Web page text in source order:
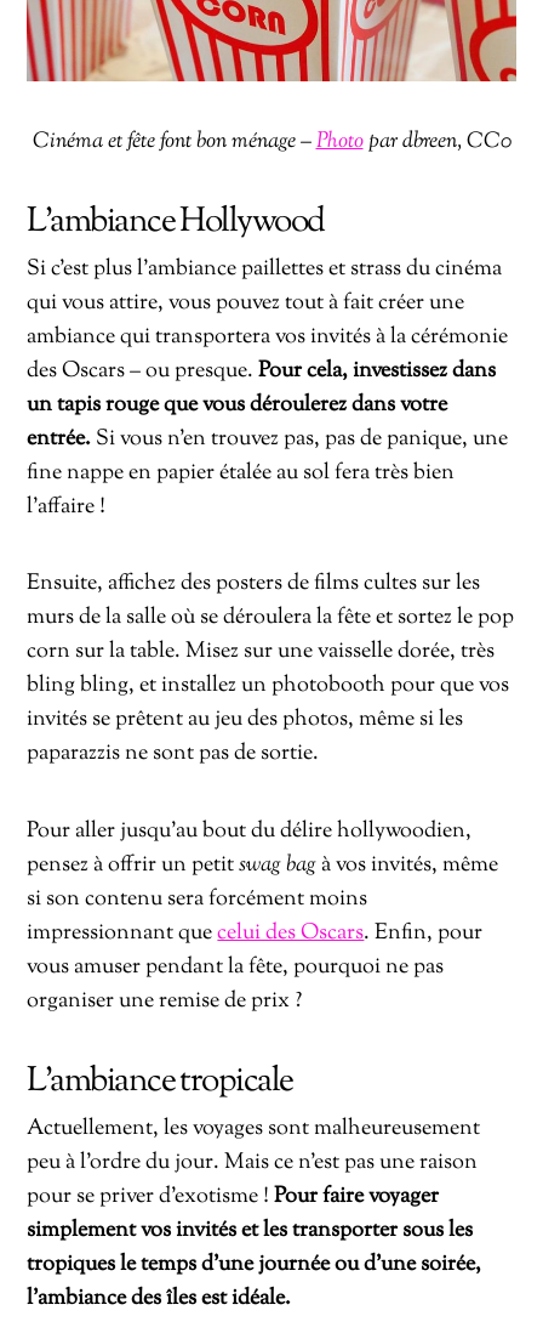
Cinéma et fête font bon ménage –Photopar dbreen, CC0
L’ambiance Hollywood
Si c’est plus l’ambiance paillettes et strass du cinéma
qui vous attire, vous pouvez tout à fait créer une
ambiance qui transportera vos invités à la cérémonie
des Oscars – ou presque.Pour cela, investissez dans
un tapis rouge que vous déroulerez dans votre
entrée. Si vous n’en trouvez pas, pas de panique, une
fine nappe en papier étalée au sol fera très bien
l’affaire !
Ensuite, affichez des posters de films cultes sur les
murs de la salle où se déroulera la fête et sortez le pop
corn sur la table. Misez sur une vaisselle dorée, très
bling bling, et installez un photobooth pour que vos
invités se prêtent au jeu des photos, même si les
paparazzis ne sont pas de sortie.
Pour aller jusqu’au bout du délire hollywoodien,
pensez à offrir un petitswag bagà vos invités, même
si son contenu sera forcément moins
impressionnant quecelui des Oscars. Enfin, pour
vous amuser pendant la fête, pourquoi ne pas
organiser une remise de prix ?
L’ambiance tropicale
Actuellement, les voyages sont malheureusement
peu à l’ordre du jour. Mais ce n’est pas une raison
pour se priver d’exotisme !Pour faire voyager
simplement vos invités et les transporter sous les
tropiques le temps d’une journée ou d’une soirée,
l’ambiance des îles est idéale.